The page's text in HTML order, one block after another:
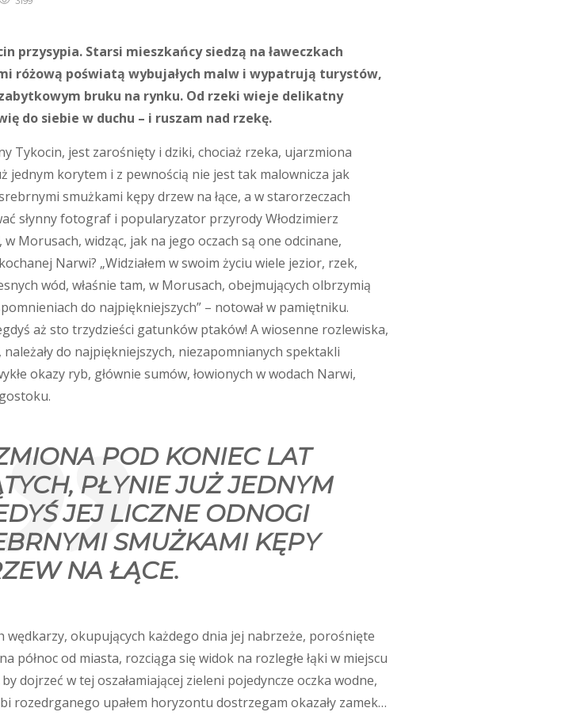
przysypia. Starsi mieszkańcy siedzą na ławeczkach
różową poświatą wybujałych malw i wypatrują turystów,
bruku na rynku. Od rzeki wieje delikatny
do siebie w duchu – i ruszam nad rzekę.
Tykocin, jest zarośnięty i dziki, chociaż rzeka, ujarzmiona
jednym korytem i z pewnością nie jest tak malownicza jak
smużkami kępy drzew na łące, a w starorzeczach
słynny fotograf i popularyzator przyrody Włodzimierz
Morusach, widząc, jak na jego oczach są one odcinane,
Narwi? „Widziałem w swoim życiu wiele jezior, rzek,
wód, właśnie tam, w Morusach, obejmujących olbrzymią
do najpiękniejszych” – notował w pamiętniku.
aż sto trzydzieści gatunków ptaków! A wiosenne rozlewiska,
należały do najpiękniejszych, niezapomnianych spektakli
okazy ryb, głównie sumów, łowionych w wodach Narwi,
POD KONIEC LAT
PŁYNIE JUŻ JEDNYM
JEJ LICZNE ODNOGI
SMUŻKAMI KĘPY
NA ŁĄCE.
wędkarzy, okupujących każdego dnia jej nabrzeże, porośnięte
północ od miasta, rozciąga się widok na rozległe łąki w miejscu
dojrzeć w tej oszałamiającej zieleni pojedyncze oczka wodne,
rozedrganego upałem horyzontu dostrzegam okazały zamek…